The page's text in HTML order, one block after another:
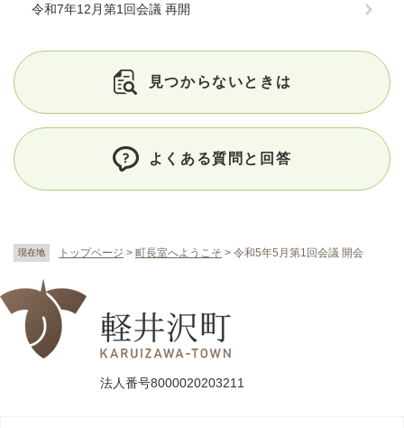
現在地 トップページ > 町長室へようこそ > 令和5年5月第1回会議 開会
令和7年12月第1回会議 再開
見つからないときは
よくある質問と回答
法人番号8000020203211